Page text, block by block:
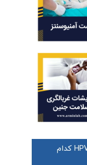
آزمایشات جهت بررسی ویروس HPV کدام